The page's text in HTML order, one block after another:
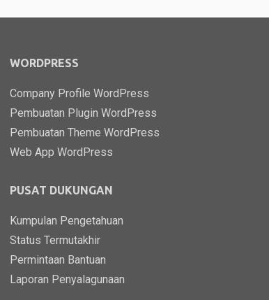
WORDPRESS
Company Profile WordPress
Pembuatan Plugin WordPress
Pembuatan Theme WordPress
Web App WordPress
PUSAT DUKUNGAN
Kumpulan Pengetahuan
Status Termutakhir
Permintaan Bantuan
Laporan Penyalagunaan